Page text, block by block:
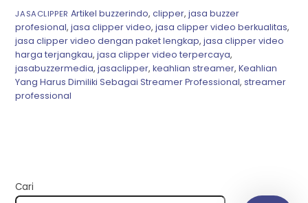
JASACLIPPER Artikel buzzerindo, clipper, jasa buzzer
profesional,jasa clipper video,jasa clipper video berkualitas,
jasa clipper video dengan paket lengkap,jasa clipper video
harga terjangkau,jasa clipper video terpercaya,
jasabuzzermedia,jasaclipper,keahlian streamer,Keahlian
Yang Harus Dimiliki Sebagai Streamer Professional,streamer
professional
Cari